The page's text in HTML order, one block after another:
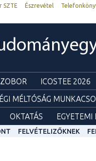
SZTE Észrevétel
ICOSTEE 2026
MÉLTÓSÁG
OKTATÁS EGYETEMI
FELVÉTELIZŐKNEK